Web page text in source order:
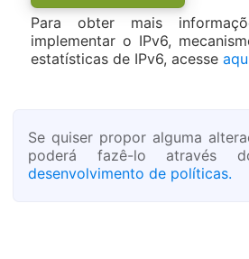
Para obter mais
implementar o IPv6,
estatísticas de IPv6, acesse
Se quiser propor alguma
poderá fazê-lo através
desenvolvimento de políticas.